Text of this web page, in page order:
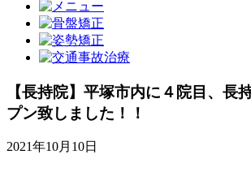
【長持院】平塚市内に４院目、長
プン致しました！！
2021年10月10日